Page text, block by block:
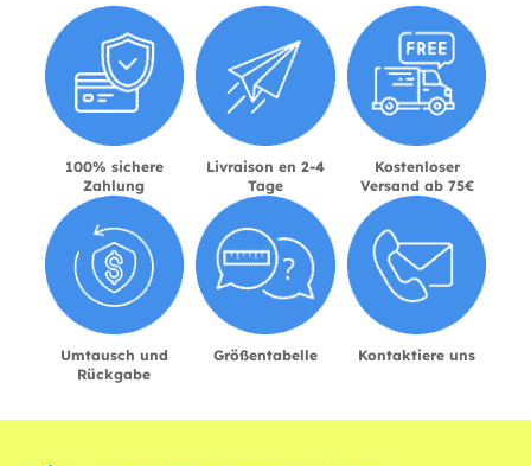
100% sichere
Zahlung
Livraison en 2-4
Tage
Kostenloser
Versand ab 75€
Umtausch und
Rückgabe
Größentabelle Kontaktiere uns